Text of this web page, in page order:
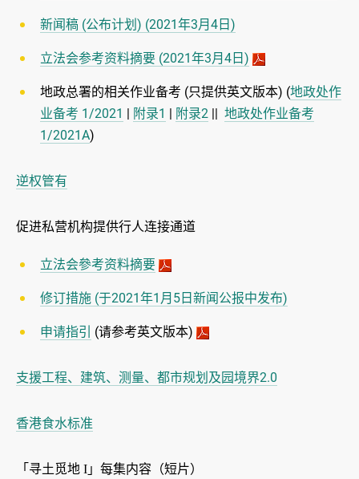
新闻稿 (公布计划) (2021年3月4日)
立法会参考资料摘要 (2021年3月4日)
地政总署的相关作业备考 (只提供英文版本) (地政处作
业备考 1/2021 | 附录1 | 附录2 || 地政处作业备考
1/2021A)
逆权管有
促进私营机构提供行人连接通道
立法会參考资料摘要
修订措施 (于2021年1月5日新闻公报中发布)
申请指引 (请参考英文版本)
支援工程、建筑、测量、都市规划及园境界2.0
香港食水标准
「寻土觅地 I 」每集内容（短片）